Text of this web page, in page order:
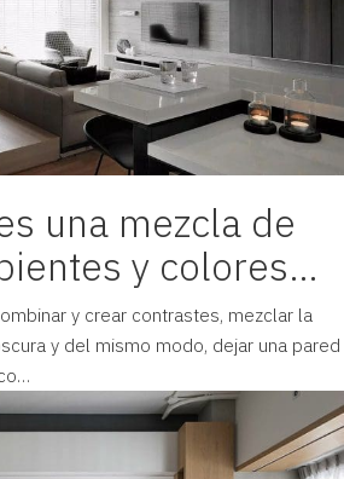
una mezcla de
y colores…
y crear contrastes, mezclar la
y del mismo modo, dejar una pared